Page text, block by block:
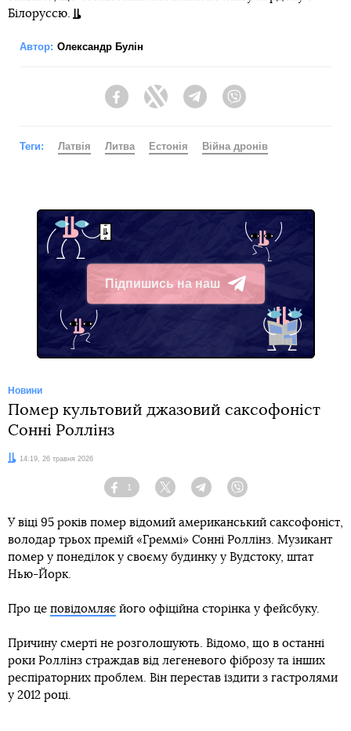
Білоруссю.
Автор: Олександр Булін
FacebookTwitter Telegram
Теги: Латвія Литва Естонія Війна дронів
Підпишись на наш
Telegram
Новини
Помер культовий джазовий саксофоніст
Сонні Роллінз
Дата:14:19, 26 травня 2026
Facebook
1
Twitter TelegramViber
У віці 95 років помер відомий американський саксофоніст,
володар трьох премій «Греммі» Сонні Роллінз. Музикант
помер у понеділок у своєму будинку у Вудстоку, штат
Нью-Йорк.
Про це повідомляє його офіційна сторінка у фейсбуку.
Причину смерті не розголошують. Відомо, що в останні
роки Роллінз страждав від легеневого фіброзу та інших
респіраторних проблем. Він перестав їздити з гастролями
у 2012 році.